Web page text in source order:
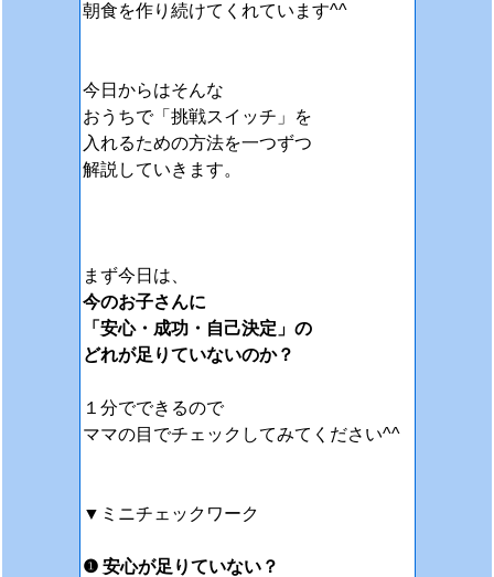
朝食を作り続けてくれています^^
今日からはそんな
おうちで「挑戦スイッチ」を
入れるための方法を一つずつ
解説していきます。
まず今日は、
今のお子さんに
「安心・成功・自己決定」の
どれが足りていないのか？
１分でできるので
ママの目でチェックしてみてください^^
▼ミニチェックワーク
❶ 安心が足りていない？